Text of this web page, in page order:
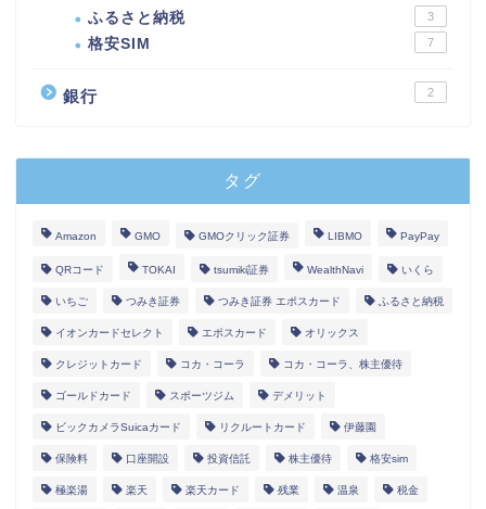
ふるさと納税 3
格安SIM 7
銀行 2
タグ
Amazon GMO GMOクリック証券 LIBMO PayPay
QRコード TOKAI tsumiki証券 WealthNavi いくら
いちご つみき証券 つみき証券 エポスカード ふるさと納税
イオンカードセレクト エポスカード オリックス
クレジットカード コカ・コーラ コカ・コーラ、株主優待
ゴールドカード スポーツジム デメリット
ビックカメラSuicaカード リクルートカード 伊藤園
保険料 口座開設 投資信託 株主優待 格安sim
極楽湯 楽天 楽天カード 残業 温泉 税金